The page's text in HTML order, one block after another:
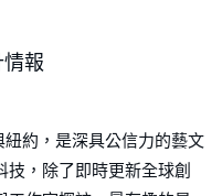
報
約，是深具公信力的藝文
，除了即時更新全球創